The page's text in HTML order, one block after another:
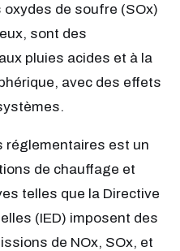
de soufre (SOx)
sont des
pluies acides et à la
avec des effets
réglementaires est un
de chauffage et
telles que la Directive
(IED) imposent des
de NOx, SOx, et